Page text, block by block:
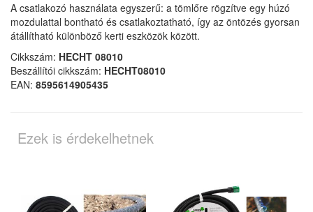
A csatlakozó használata egyszerű: a tömlőre rögzítve egy húzó
mozdulattal bontható és csatlakoztatható, így az öntözés gyorsan
átállítható különböző kerti eszközök között.
Cikkszám: HECHT 08010
Beszállítói cikkszám: HECHT08010
EAN: 8595614905435
Ezek is érdekelhetnek